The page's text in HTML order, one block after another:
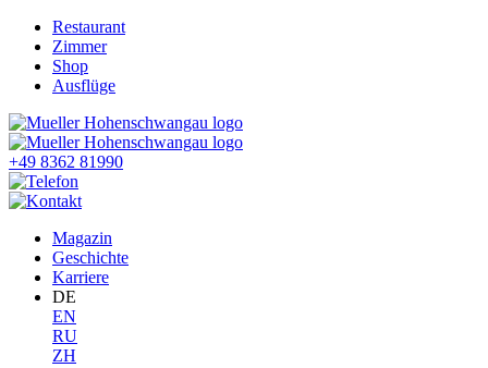
Restaurant
Zimmer
Shop
Ausflüge
+49 8362 81990
Magazin
Geschichte
Karriere
DE
EN
RU
ZH